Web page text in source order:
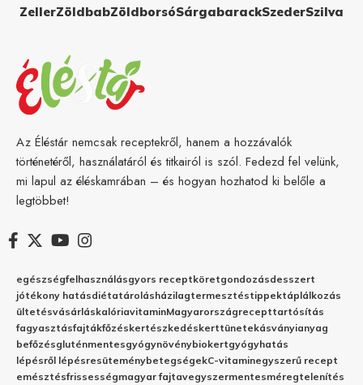
ZellerZöldbabZöldborsóSárgabarackSzederSzilva
Az Éléstár nemcsak receptekről, hanem a hozzávalók
történetéről, használatáról és titkairól is szól. Fedezd fel velünk,
mi lapul az éléskamrában – és hogyan hozhatod ki belőle a
legtöbbet!
egészségfelhasználásgyors receptköretgondozásdesszert
jótékony hatásdiétatárolásházilagtermesztéstippektáplálkozás
ültetésvásárláskalóriavitaminMagyarországrecepttartósítás
fagyasztásfajtákfőzéskertészkedéskerttünetekásványianyag
befőzésgluténmentesgyógynövénybiokertgyógyhatás
lépésről lépésresüteménybetegségekC-vitaminegyszerű recept
emésztésfrissességmagyar fajtavegyszermentesméregtelenítés